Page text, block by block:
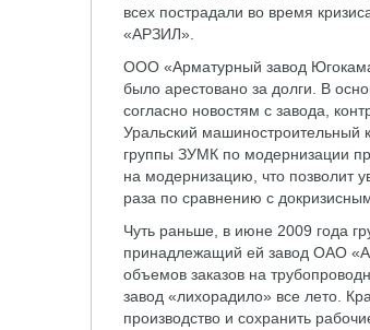
всех пострадали во время
«АРЗИЛ».
ООО «Арматурный завод
было арестовано за долги. В
согласно новостям с завода,
Уральский
группы ЗУМК по модернизации
на модернизацию, что позволит
раза по сравнению с
Чуть раньше, в июне 2009 года
принадлежащий ей завод ОАО
объемов заказов на
завод «лихорадило» все лето.
производство и сохранить